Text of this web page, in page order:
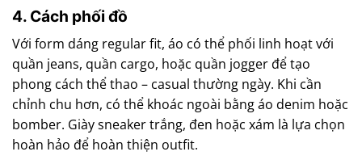
4. Cách phối đồ
Với form dáng regular fit, áo có thể phối linh hoạt với
quần jeans, quần cargo, hoặc quần jogger để tạo
phong cách thể thao – casual thường ngày. Khi cần
chỉnh chu hơn, có thể khoác ngoài bằng áo denim hoặc
bomber. Giày sneaker trắng, đen hoặc xám là lựa chọn
hoàn hảo để hoàn thiện outfit.